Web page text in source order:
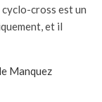
cross est un
et il
Manquez